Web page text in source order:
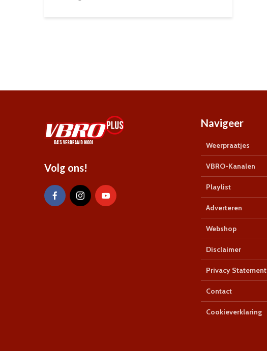
Volg ons!
Navigeer
Weerpraatjes
VBRO-Kanalen
Playlist
Adverteren
Webshop
Disclaimer
Privacy Statement
Contact
Cookieverklaring